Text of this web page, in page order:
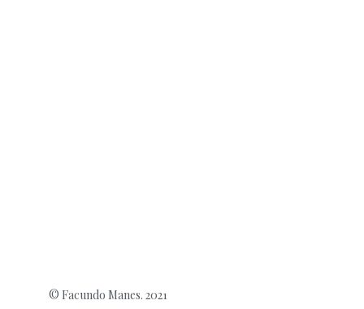
© Facundo Manes. 2021